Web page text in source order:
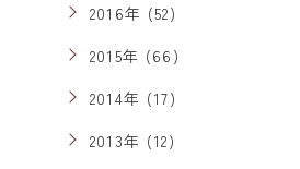
2016年 (52)
2015年 (66)
2014年 (17)
2013年 (12)